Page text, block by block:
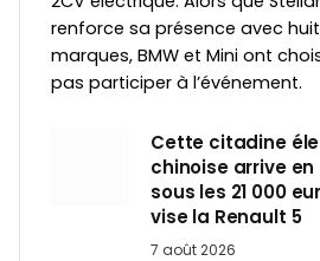
renforce sa présence avec huit
marques, BMW et Mini ont
pas participer à l’événement.
Cette citadine
chinoise arrive en
sous les 21 000
vise la Renault 5
7 août 2026